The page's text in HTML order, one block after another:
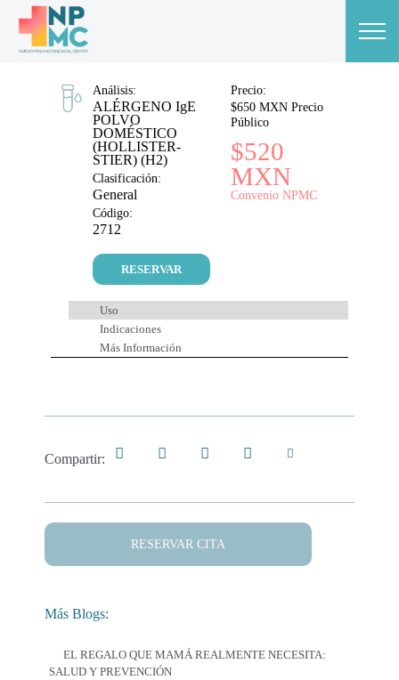
Análisis:
ALÉRGENO IgE
POLVO
DOMÉSTICO
(HOLLISTER-
STIER) (H2)
Clasificación:
General
Código:
2712
RESERVAR
Precio:
$650 MXN Precio
Público
$520
MXN
Convenio NPMC
Uso
Indicaciones
Más Información
Compartir:
RESERVAR CITA
Más Blogs:
EL REGALO QUE MAMÁ REALMENTE NECESITA:
SALUD Y PREVENCIÓN